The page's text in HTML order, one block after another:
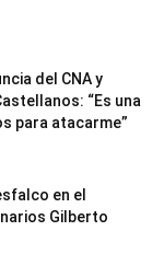
del CNA y
“Es una
para atacarme”
en el
Gilberto